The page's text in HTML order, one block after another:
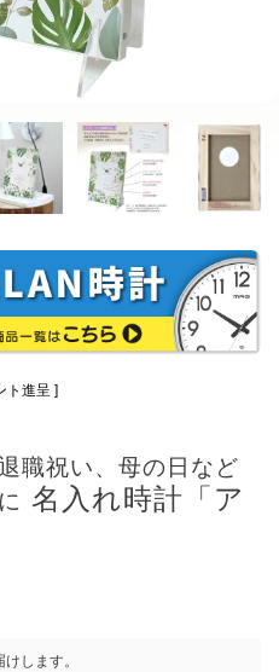
ト進呈 ]
職祝い、母の日など
名入れ時計「ア
します。